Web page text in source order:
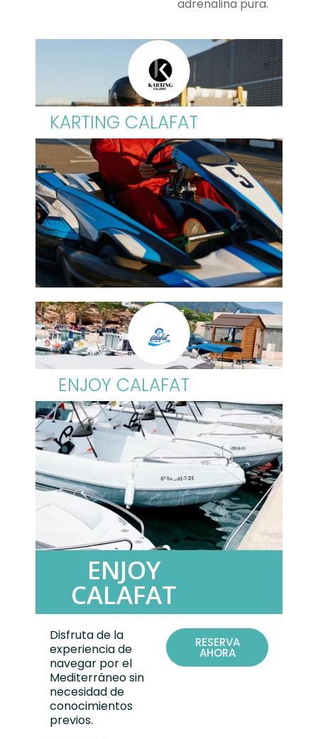
KARTING CALAFAT
adrenalina pura.
ENJOY CALAFAT
ENJOY
CALAFAT
Disfruta de la
experiencia de
navegar por el
Mediterráneo sin
necesidad de
conocimientos
previos.
RESERVA
AHORA